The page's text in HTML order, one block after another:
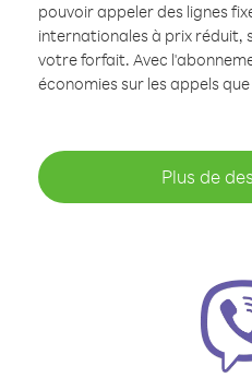
pouvoir appeler des lignes
internationales à prix réduit,
votre forfait. Avec
économies sur les appels
Plus de